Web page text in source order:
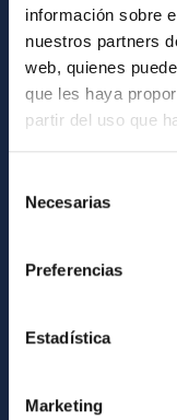
información sobre
nuestros partners
web, quienes
que les haya
partir del uso que
Necesarias
Preferencias
Estadística
Marketing
GENERAL INFORMATION
Contact
How to get to the
Library
Legislation